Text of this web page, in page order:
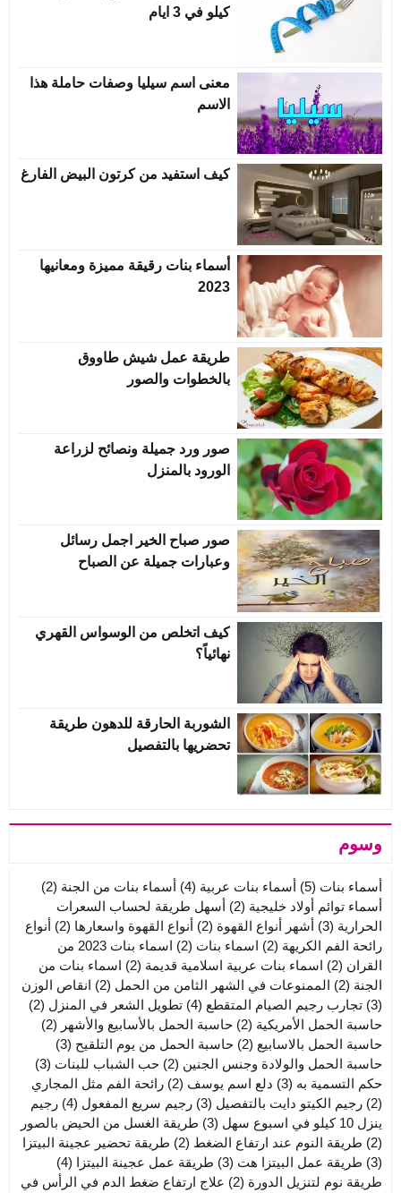
كيلو في 3 ايام
معنى اسم سيليا وصفات حاملة هذا
الاسم
كيف استفيد من كرتون البيض الفارغ
أسماء بنات رقيقة مميزة ومعانيها
2023
طريقة عمل شيش طاووق
بالخطوات والصور
صور ورد جميلة ونصائح لزراعة
الورود بالمنزل
صور صباح الخير اجمل رسائل
وعبارات جميلة عن الصباح
كيف اتخلص من الوسواس القهري
نهائياً؟
الشوربة الحارقة للدهون طريقة
تحضريها بالتفصيل
وسوم
أسماء بنات (5) أسماء بنات عربية (4) أسماء بنات من الجنة (2)
أسماء توائم أولاد خليجية (2)
أسهل طريقة لحساب السعرات
الحرارية (3) أشهر أنواع القهوة (2) أنواع القهوة واسعارها (2)
أنواع
رائحة الفم الكريهة (2) اسماء بنات (2)
اسماء بنات 2023 من
القران (2) اسماء بنات عربية اسلامية قديمة (2)
اسماء بنات من
الجنة (2) الممنوعات في الشهر الثامن من الحمل (2)
انقاص الوزن
(3)
تجارب رجيم الصيام المتقطع (4) تطويل الشعر في المنزل (2)
حاسبة الحمل الأمريكية (2) حاسبة الحمل بالأسابيع والأشهر (2)
حاسبة الحمل بالاسابيع (2) حاسبة الحمل من يوم التلقيح (3)
حاسبة الحمل والولادة وجنس الجنين (2) حب الشباب للبنات (3)
حكم التسمية به (3) دلع اسم يوسف (2)
رائحة الفم مثل المجاري
(2)
رجيم الكيتو دايت بالتفصيل (3) رجيم سريع المفعول (4)
رجيم
ينزل 10 كيلو في اسبوع سهل
(3)
طريقة الغسل من الحيض بالصور
(2)
طريقة النوم عند ارتفاع الضغط (2)
طريقة تحضير عجينة البيتزا
(3)
طريقة عمل البيتزا هت (3) طريقة عمل عجينة البيتزا (4)
طريقة نوم لتنزيل الدورة (2) علاج ارتفاع ضغط الدم في الرأس في